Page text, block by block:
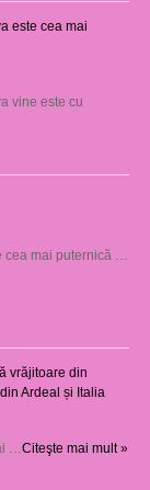
este cea mai
vine este cu
mai puternică …
vrăjitoare din
Ardeal și Italia
… Citeşte mai mult »